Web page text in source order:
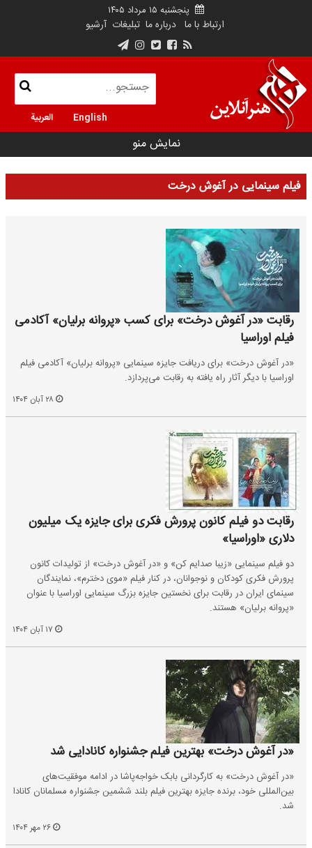
پنجشنبه ۱۵ مرداد ۱۴۰۵
ارتباط با ما درباره ما تبلیغات آرشیو
English العربية
نمایش منو
فیلم سینمایی در آغوش درخت
رقابت «در آغوش درخت» برای کسب «پروانه برلیان» آکادمی
فیلم اوراسیا
«در آغوش درخت» برای دریافت جایزه سینمایی «پروانه برلیان» آکادمی فیلم
اوراسیا با دیگر آثار راه یافته به رقابت می‌پردازد.
رقابت دو فیلم کانون پرورش فکری برای جایزه یک میلیون
دلاری «اوراسیا»
دو فیلم سینمایی «زیبا صدایم کن» و «در آغوش درخت» از تولیدات کانون
پرورش فکری کودکان و نوجوانان، در کنار فیلم «موی دخترم»، نمایندگان
سینمای ایران در رقابت برای نخستین جایزه بزرگ سینمایی اوراسیا با عنوان
«پروانه برلیان» هستند.
«در آغوش درخت» بهترین فیلم جشنواره کانادایی شد
«در آغوش درخت» به کارگردانی بابک خواجه‌پاشا در ادامه موفقیت‌های
بین‌المللی خود، برنده جایزه بهترین فیلم بلند ششمین جشنواره مسلمانان کانادا
شد.